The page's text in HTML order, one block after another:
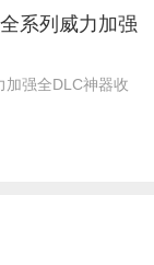
系列威力加强
加强全DLC神器收